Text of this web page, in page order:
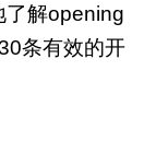
了解opening
条有效的开